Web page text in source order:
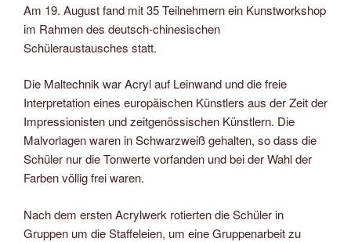
Am 19. August fand mit 35 Teilnehmern ein Kunstworkshop
im Rahmen des deutsch-chinesischen
Schüleraustausches statt.
Die Maltechnik war Acryl auf Leinwand und die freie
Interpretation eines europäischen Künstlers aus der Zeit der
Impressionisten und zeitgenössischen Künstlern. Die
Malvorlagen waren in Schwarzweiß gehalten, so dass die
Schüler nur die Tonwerte vorfanden und bei der Wahl der
Farben völlig frei waren.
Nach dem ersten Acrylwerk rotierten die Schüler in
Gruppen um die Staffeleien, um eine Gruppenarbeit zu